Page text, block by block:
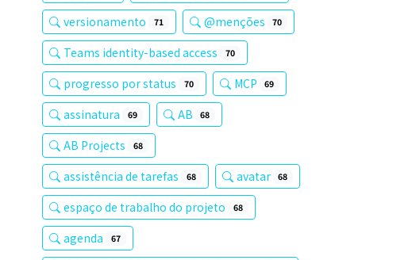
versionamento 71 @menções 70
Teams identity-based access 70
progresso por status 70 MCP 69
assinatura 69 AB 68
AB Projects 68
assistência de tarefas 68 avatar 68
espaço de trabalho do projeto 68
agenda 67